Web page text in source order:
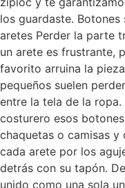
los guardaste.
aretes Perder la parte
un arete es frustrante,
favorito arruina la
pequeños suelen
entre la tela de la
costurero esos
chaquetas o camisas y
cada arete por los
detrás con su tapón.
unido como una sola